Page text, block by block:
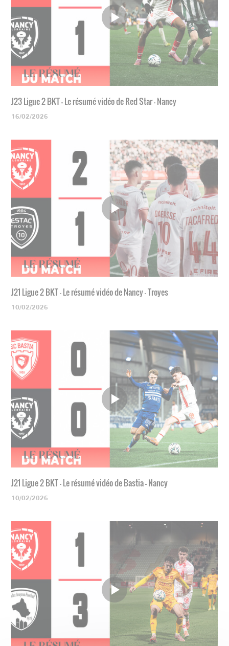
J23 Ligue 2 BKT - Le résumé vidéo de Red Star - Nancy
16/02/2026
J21 Ligue 2 BKT - Le résumé vidéo de Nancy - Troyes
10/02/2026
J21 Ligue 2 BKT - Le résumé vidéo de Bastia - Nancy
10/02/2026